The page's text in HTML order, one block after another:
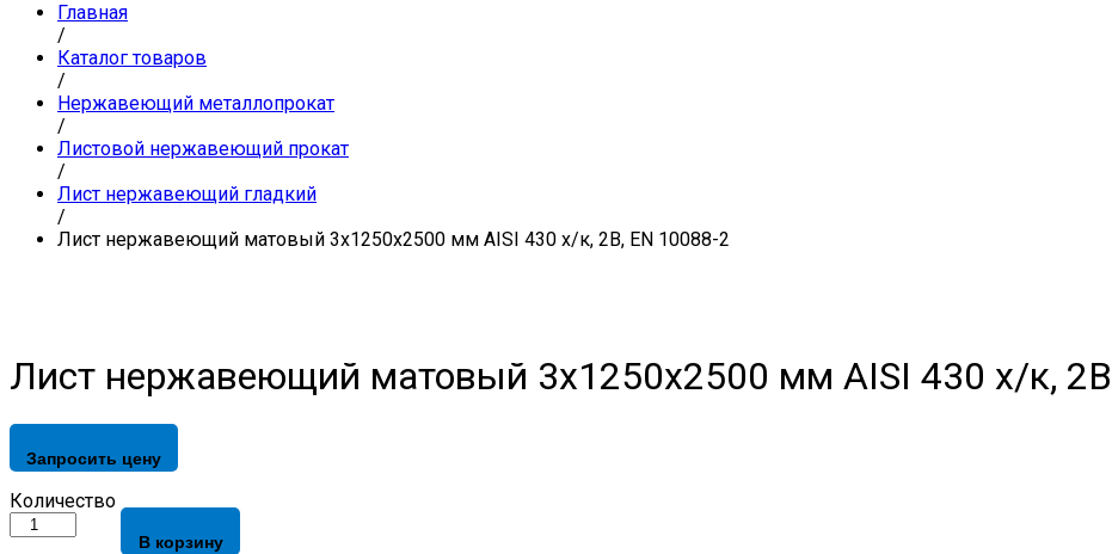
Главная
/
Каталог товаров
/
Нержавеющий металлопрокат
/
Листовой нержавеющий прокат
/
Лист нержавеющий гладкий
/
Лист нержавеющий матовый 3х1250х2500 мм AISI 430 х/к, 2B, EN 10088-2
Лист нержавеющий матовый 3х1250х2500 мм AISI 430 х/к,
Запросить цену
Лист
нержавеющий
Количество
В корзину